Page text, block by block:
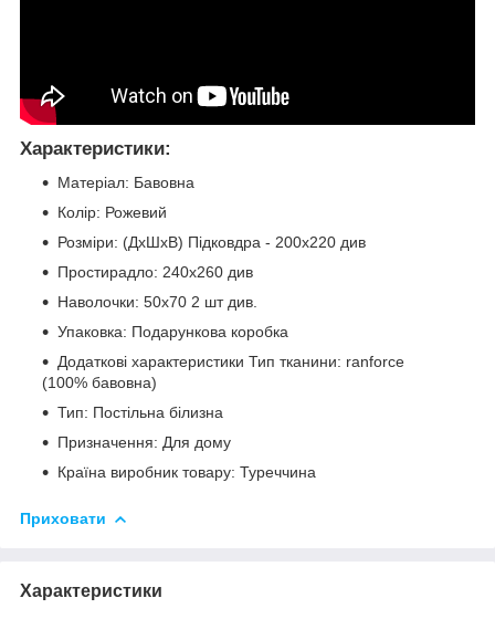
Характеристики:
Матеріал: Бавовна
Колір: Рожевий
Розміри: (ДхШхВ) Підковдра - 200х220 див
Простирадло: 240х260 див
Наволочки: 50х70 2 шт див.
Упаковка: Подарункова коробка
Додаткові характеристики Тип тканини: ranforce
(100% бавовна)
Тип: Постільна білизна
Призначення: Для дому
Країна виробник товару: Туреччина
Приховати
Характеристики